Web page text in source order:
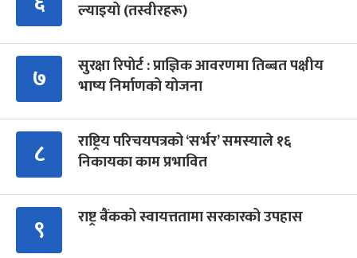
ल्याइयो (तस्वीरहरू)
७
सुरक्षा रिपोर्ट : प्राज्ञिक आवरणमा तिब्बत पक्षीय
भाष्य निर्माणको योजना
८
राष्ट्रिय परिचयपत्रको ‘सर्भर’ समस्याले १६
निकायका काम प्रभावित
९ राष्ट्र बैंकको स्वायत्ततामा सरकारको उपहास